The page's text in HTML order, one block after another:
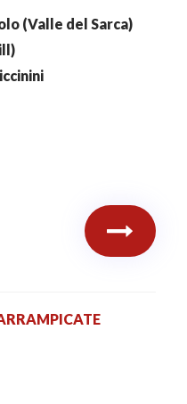
(Valle del Sarca)